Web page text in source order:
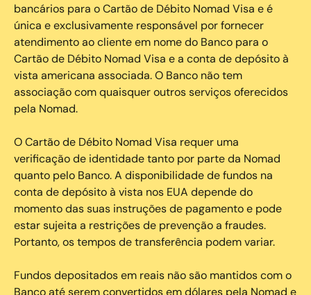
bancários para o Cartão de Débito Nomad Visa e é
única e exclusivamente responsável por fornecer
atendimento ao cliente em nome do Banco para o
Cartão de Débito Nomad Visa e a conta de depósito à
vista americana associada. O Banco não tem
associação com quaisquer outros serviços oferecidos
pela Nomad.
O Cartão de Débito Nomad Visa requer uma
verificação de identidade tanto por parte da Nomad
quanto pelo Banco. A disponibilidade de fundos na
conta de depósito à vista nos EUA depende do
momento das suas instruções de pagamento e pode
estar sujeita a restrições de prevenção a fraudes.
Portanto, os tempos de transferência podem variar.
Fundos depositados em reais não são mantidos com o
Banco até serem convertidos em dólares pela Nomad e